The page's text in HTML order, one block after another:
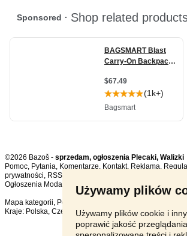
Używamy plików
Używamy plików cookie i
poprawić jakość
©2026 Bazoš - sprzedam, ogłoszenia Plecaki, Walizki
Pomoc, Pytania, Komentarze, Kontakt, Reklama,
prywatności, RSS
Ogłoszenia Moda ogółem:
, w ciągu 24 godzin:
Mapa kategorii, Popularne wyszukiwania
Kraje: Polska, Czechy , Słowacja, Austria